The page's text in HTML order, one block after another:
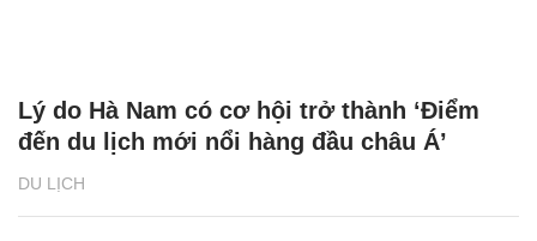
DU LỊCH
Lý do Hà Nam có cơ hội trở thành ‘Điểm
đến du lịch mới nổi hàng đầu châu Á’